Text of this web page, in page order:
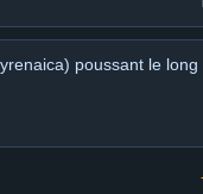
poussant le